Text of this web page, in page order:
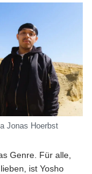
Jonas Hoerbst
Genre. Für alle,
ist Yosho